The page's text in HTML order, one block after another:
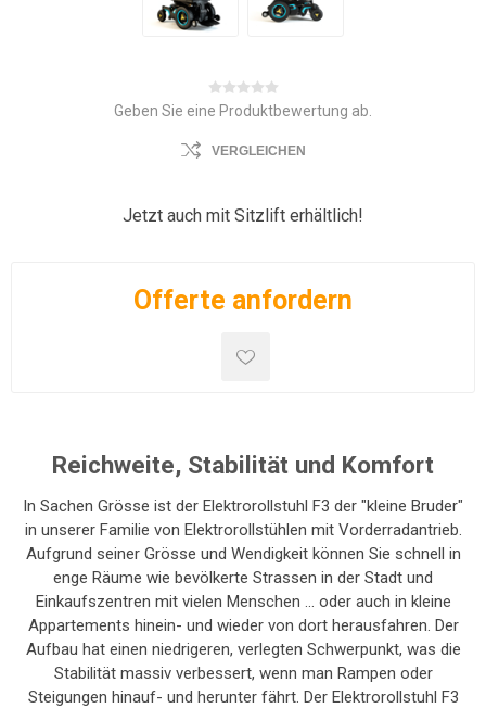
Geben Sie eine Produktbewertung ab.
VERGLEICHEN
Jetzt auch mit Sitzlift erhältlich!
Offerte anfordern
Reichweite, Stabilität und Komfort
In Sachen Grösse ist der Elektrorollstuhl F3 der "kleine Bruder"
in unserer Familie von Elektrorollstühlen mit Vorderradantrieb.
Aufgrund seiner Grösse und Wendigkeit können Sie schnell in
enge Räume wie bevölkerte Strassen in der Stadt und
Einkaufszentren mit vielen Menschen ... oder auch in kleine
Appartements hinein- und wieder von dort herausfahren. Der
Aufbau hat einen niedrigeren, verlegten Schwerpunkt, was die
Stabilität massiv verbessert, wenn man Rampen oder
Steigungen hinauf- und herunter fährt. Der Elektrorollstuhl F3